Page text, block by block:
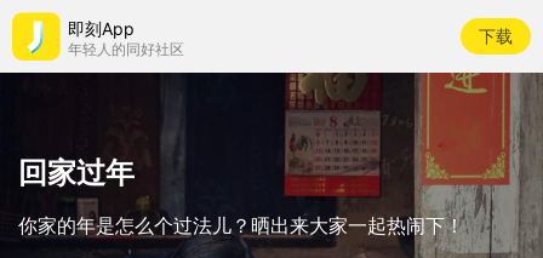
即刻App
年轻人的同好社区
下载
回家过年
你家的年是怎么个过法儿？晒出来大家一起热闹下！